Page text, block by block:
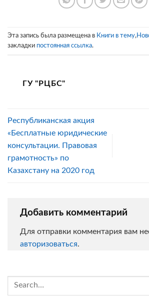
Эта запись была размещена в Книги в тему,
закладки постоянная ссылка.
ГУ "РЦБС"
Республиканская акция
«Бесплатные юридические
консультации. Правовая
грамотность» по
Казахстану на 2020 год
Добавить комментарий
Для отправки комментария вам
авторизоваться.